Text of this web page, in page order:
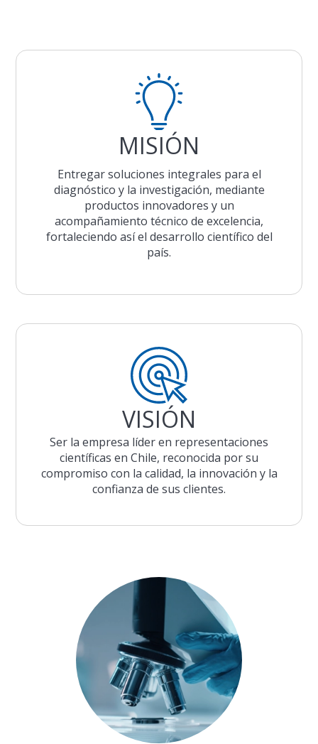
MISIÓN
Entregar soluciones integrales para el
diagnóstico y la investigación, mediante
productos innovadores y un
acompañamiento técnico de excelencia,
fortaleciendo así el desarrollo científico del
país.
VISIÓN
Ser la empresa líder en representaciones
científicas en Chile, reconocida por su
compromiso con la calidad, la innovación y la
confianza de sus clientes.